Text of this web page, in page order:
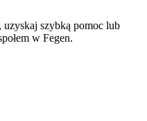
uzyskaj szybką pomoc lub
w Fegen.